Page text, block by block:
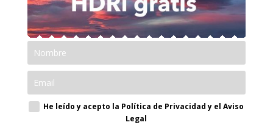
He leído y acepto la Política de Privacidad y el Aviso
Legal